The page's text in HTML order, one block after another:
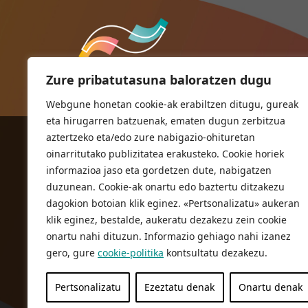
Zure pribatutasuna baloratzen dugu
Webgune honetan cookie-ak erabiltzen ditugu, gureak
eta hirugarren batzuenak, ematen dugun zerbitzua
aztertzeko eta/edo zure nabigazio-ohituretan
oinarritutako publizitatea erakusteko. Cookie horiek
informazioa jaso eta gordetzen dute, nabigatzen
duzunean. Cookie-ak onartu edo baztertu ditzakezu
dagokion botoian klik eginez. «Pertsonalizatu» aukeran
klik eginez, bestalde, aukeratu dezakezu zein cookie
onartu nahi dituzun. Informazio gehiago nahi izanez
gero, gure cookie-politika kontsultatu dezakezu.
Pertsonalizatu Ezeztatu denak Onartu denak
ORIOKO UDALA
Herriko plaza,1
20810 Orio (Gipuzkoa)
T. 943 83 03 46
bulegoak@orio.eus